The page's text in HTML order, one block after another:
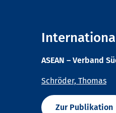
ASEAN – Verband
Schröder, Thomas
Zur Publikation